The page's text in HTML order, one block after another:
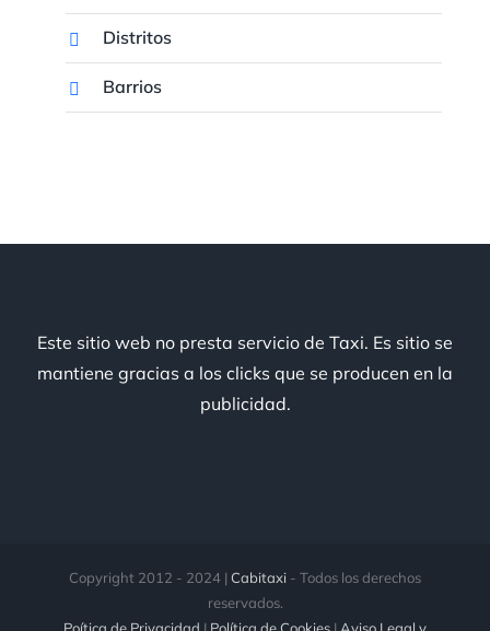
Distritos
Barrios
Este sitio web no presta servicio de Taxi. Es sitio se
mantiene gracias a los clicks que se producen en la
publicidad.
Copyright 2012 - 2024 | Cabitaxi - Todos los derechos
reservados.
Poítica de Privacidad | Política de Cookies | Aviso Legal y